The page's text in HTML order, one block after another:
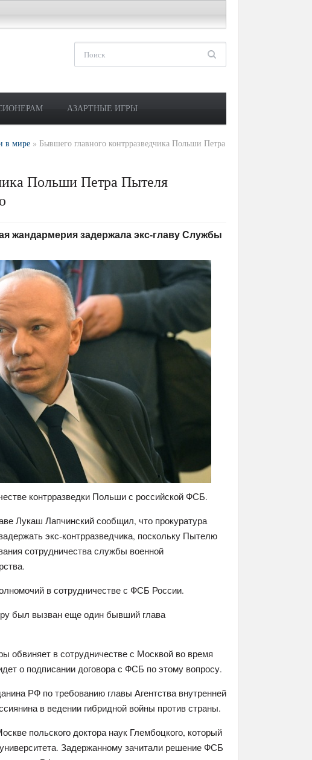
АЗАРТНЫЕ ИГРЫ
в мире » Бывшего главного контрразведчика Польши Петра
Польши Петра Пытеля
жандармерия задержала экс-главу Службы
контрразведки Польши с российской ФСБ.
Лукаш Лапчинский сообщил, что прокуратура
экс-контрразведчика, поскольку Пытелю
сотрудничества службы военной
в сотрудничестве с ФСБ России.
был вызван еще один бывший глава
обвиняет в сотрудничестве с Москвой во время
о подписании договора с ФСБ по этому вопросу.
РФ по требованию главы Агентства внутренней
в ведении гибридной войны против страны.
польского доктора наук Глембоцкого, который
Задержанному зачитали решение ФСБ